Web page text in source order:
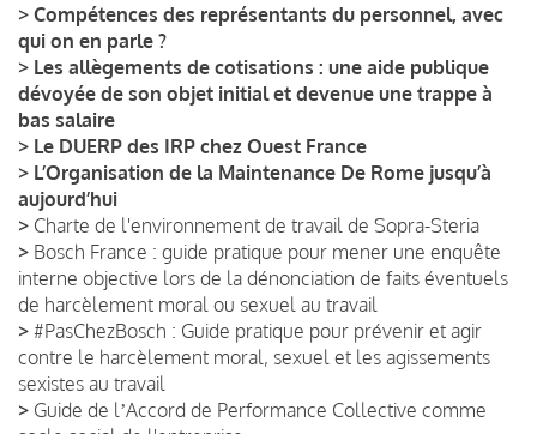
> Compétences des représentants du personnel, avec
qui on en parle ?
> Les allègements de cotisations : une aide publique
dévoyée de son objet initial et devenue une trappe à
bas salaire
> Le DUERP des IRP chez Ouest France
> L’Organisation de la Maintenance De Rome jusqu’à
aujourd’hui
> Charte de l'environnement de travail de Sopra-Steria
> Bosch France : guide pratique pour mener une enquête
interne objective lors de la dénonciation de faits éventuels
de harcèlement moral ou sexuel au travail
> #PasChezBosch : Guide pratique pour prévenir et agir
contre le harcèlement moral, sexuel et les agissements
sexistes au travail
> Guide de lʼAccord de Performance Collective comme